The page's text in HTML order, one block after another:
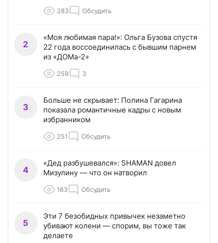
283 Обсудить
2
«Моя любимая пара!»: Ольга Бузова спустя
22 года воссоединилась с бывшим парнем
из «ДОМа-2»
259 3
3
Больше не скрывает: Полина Гагарина
показала романтичные кадры с новым
избранником
251 Обсудить
4
«Дед разбушевался»: SHAMAN довел
Мизулину — что он натворил
163 Обсудить
5
Эти 7 безобидных привычек незаметно
убивают колени — спорим, вы тоже так
делаете